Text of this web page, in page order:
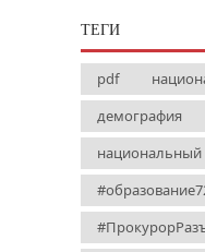
ТЕГИ
pdf
демография
национальный